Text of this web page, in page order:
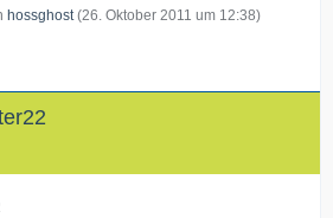
hossghost(26. Oktober 2011 um 12:38)